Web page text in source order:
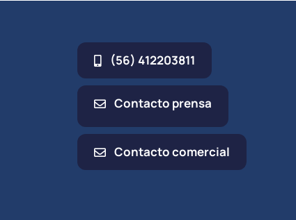
(56) 412203811
Contacto prensa
Contacto comercial